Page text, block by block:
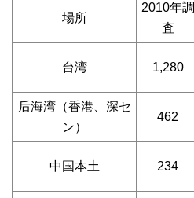
場所
2010年調
査
台湾 1,280
后海湾（香港、深セ
ン）
462
中国本土 234